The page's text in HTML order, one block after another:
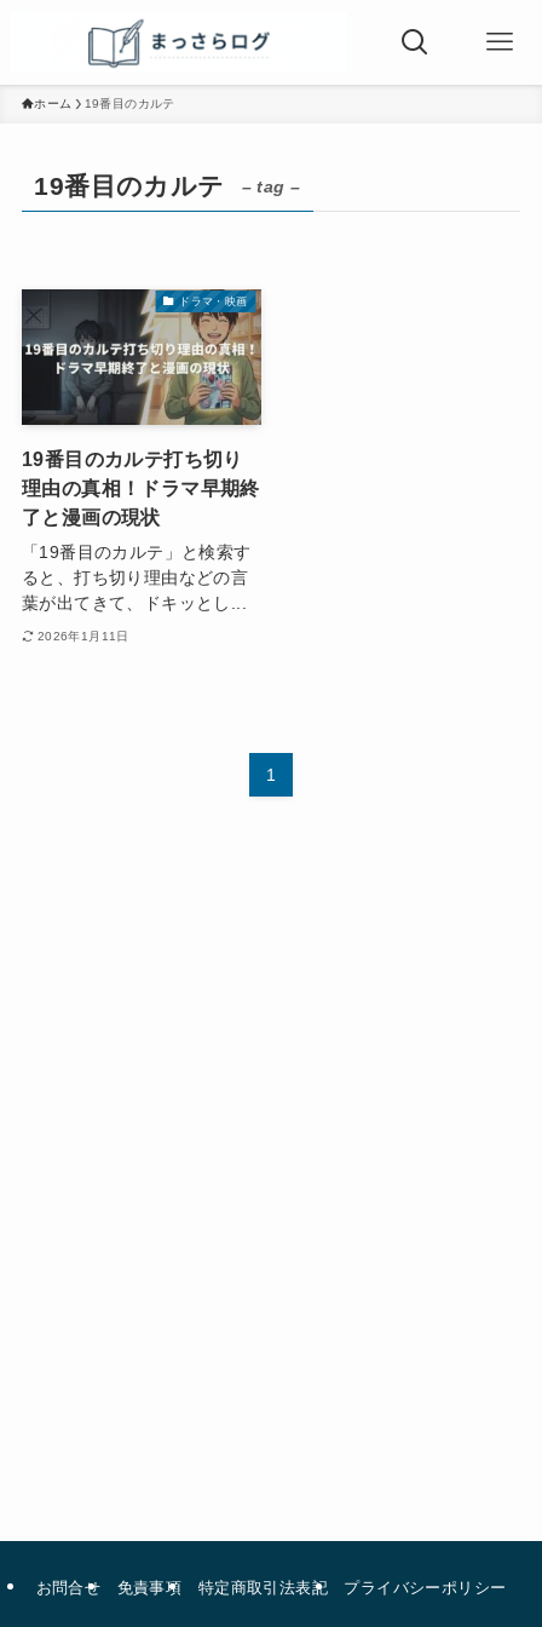
ホーム 19番目のカルテ
19番目のカルテ – tag –
ドラマ・映画
19番目のカルテ打ち切り
理由の真相！ドラマ早期終
了と漫画の現状
「19番目のカルテ」と検索す
ると、打ち切り理由などの言
葉が出てきて、ドキッとし...
2026年1月11日
1
お問合せ 免責事項 特定商取引法表記 プライバシーポリシー